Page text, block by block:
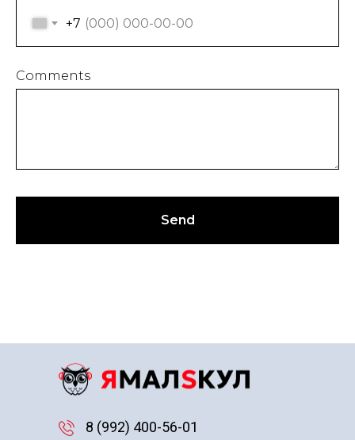
+7
Comments
Send
8 (992) 400-56-01